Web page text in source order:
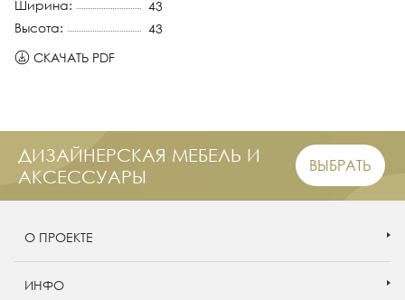
Ширина:
43
Высота:
43
СКАЧАТЬ PDF
ДИЗАЙНЕРСКАЯ МЕБЕЛЬ И
АКСЕССУАРЫ
ВЫБРАТЬ
О ПРОЕКТЕ
ИНФО